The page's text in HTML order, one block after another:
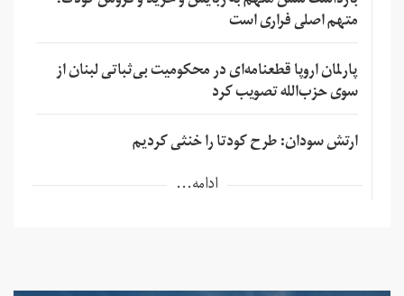
متهم اصلی فراری است
پارلمان اروپا قطعنامه‌ای در محکومیت بی‌ثباتی لبنان از
سوی حزب‌الله تصویب کرد
ارتش سودان: طرح کودتا را خنثی کردیم
ادامه...